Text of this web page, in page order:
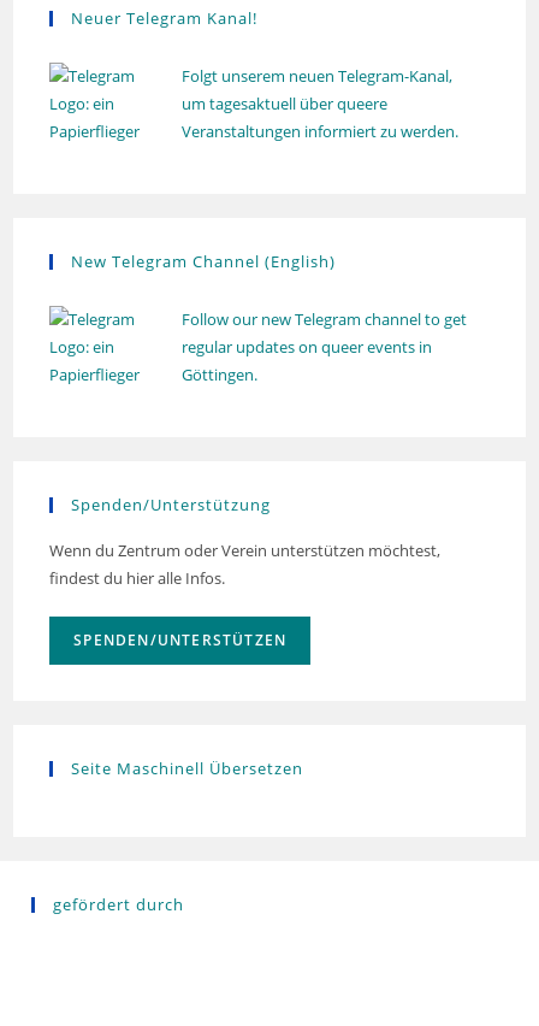
Neuer Telegram Kanal!
Folgt unserem neuen Telegram-Kanal,
um tagesaktuell über queere
Veranstaltungen informiert zu werden.
New Telegram Channel (English)
Follow our new Telegram channel to get
regular updates on queer events in
Göttingen.
Spenden/Unterstützung
Wenn du Zentrum oder Verein unterstützen möchtest,
findest du hier alle Infos.
SPENDEN/UNTERSTÜTZEN
Seite Maschinell Übersetzen
gefördert durch